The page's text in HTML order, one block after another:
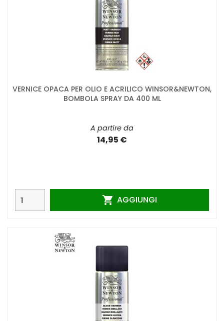
VERNICE OPACA PER OLIO E ACRILICO WINSOR&NEWTON,
BOMBOLA SPRAY DA 400 ML
A partire da
14,95 €
 AGGIUNGI